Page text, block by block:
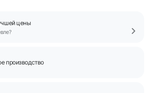
цены
производство